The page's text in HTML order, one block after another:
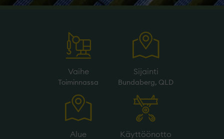
Vaihe
Toiminnassa
Sijainti
Bundaberg, QLD
Alue Käyttöönotto